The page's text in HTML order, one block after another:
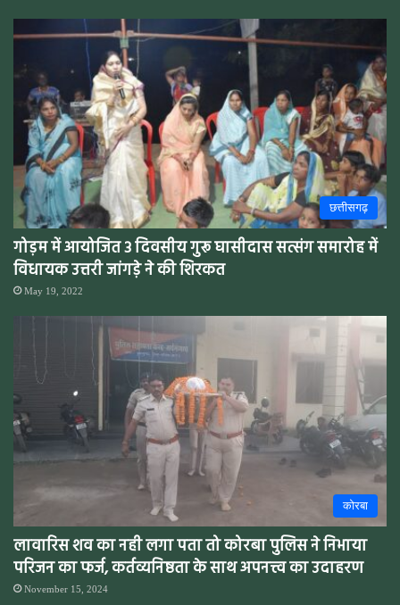
छत्तीसगढ़
गोड़म में आयोजित 3 दिवसीय गुरू घासीदास सत्संग समारोह में
विधायक उत्तरी जांगड़े ने की शिरकत
May 19, 2022
कोरबा
लावारिस शव का नही लगा पता तो कोरबा पुलिस ने निभाया
परिजन का फर्ज, कर्तव्यनिष्ठता के साथ अपनत्त्व का उदाहरण
November 15, 2024